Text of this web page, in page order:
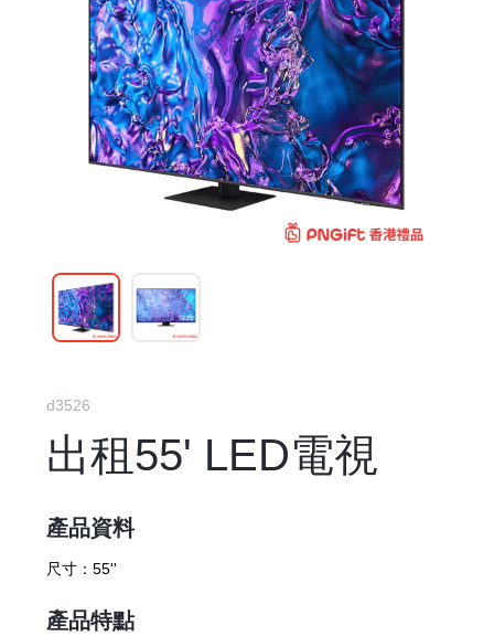
d3526
出租55' LED電視
產品資料
尺寸： 55''
產品特點